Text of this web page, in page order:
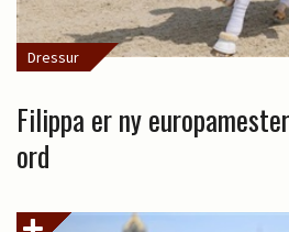
Dressur
Filippa er ny
ord